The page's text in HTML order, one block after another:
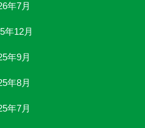
年7月
年12月
年9月
年8月
年7月